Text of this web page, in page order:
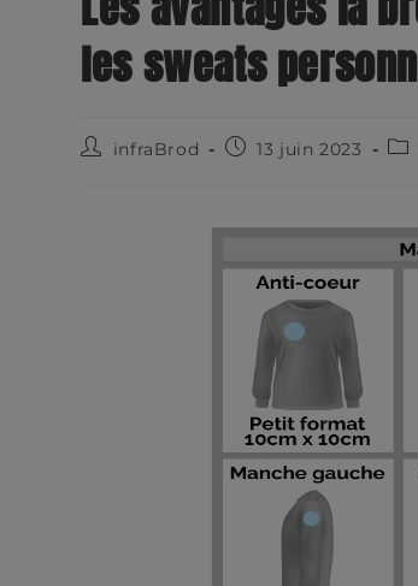
les sweats
infraBrod 13 juin 2023